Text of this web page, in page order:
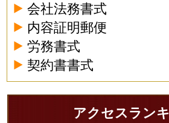
会社法務書式
内容証明郵便
労務書式
契約書書式
アクセスラン